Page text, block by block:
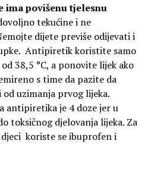
ima povišenu tjelesnu
tekućine i ne
dijete previše odijevati i
Antipiretik koristite samo
38,5 °C, a ponovite lijek ako
s time da pazite da
uzimanja prvog lijeka.
antipiretika je 4 doze jer u
toksičnog djelovanja lijeka. Za
koriste se ibuprofen i